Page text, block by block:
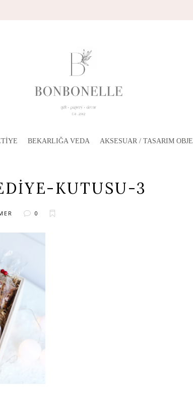
BEKARLIĞA VEDA AKSESUAR / TASARIM OBJE
KUTUSU-3
0